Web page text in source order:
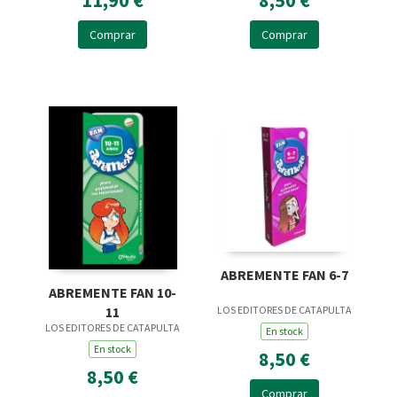
Comprar Comprar
ABREMENTE FAN 10-
11
LOS EDITORES DE CATAPULTA
En stock
8,50 €
ABREMENTE FAN 6-7
LOS EDITORES DE CATAPULTA
En stock
8,50 €
Comprar